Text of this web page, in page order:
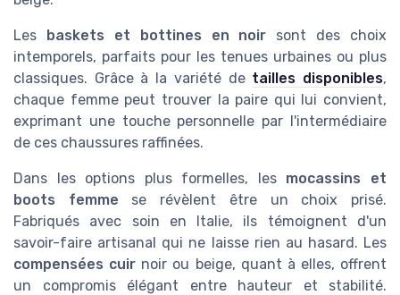
Les baskets et bottines en noir sont des choix
intemporels, parfaits pour les tenues urbaines ou plus
classiques. Grâce à la variété de tailles disponibles,
chaque femme peut trouver la paire qui lui convient,
exprimant une touche personnelle par l'intermédiaire
de ces chaussures raffinées.
Dans les options plus formelles, les mocassins et
boots femme se révèlent être un choix prisé.
Fabriqués avec soin en Italie, ils témoignent d'un
savoir-faire artisanal qui ne laisse rien au hasard. Les
compensées cuir noir ou beige, quant à elles, offrent
un compromis élégant entre hauteur et stabilité.